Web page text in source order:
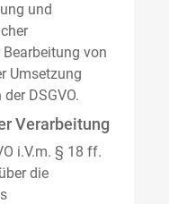
und
von
Umsetzung
DSGVO.
Verarbeitung
i.V.m. § 18 ff.
die